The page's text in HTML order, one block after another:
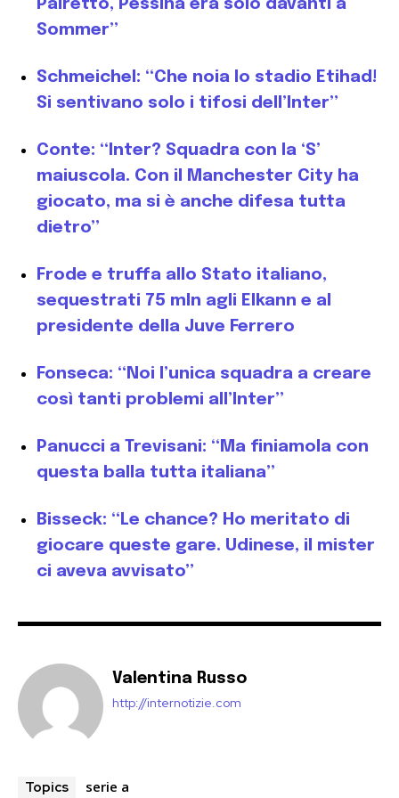
Pairetto, Pessina era solo davanti a
Sommer”
Schmeichel: “Che noia lo stadio Etihad!
Si sentivano solo i tifosi dell’Inter”
Conte: “Inter? Squadra con la ‘S’
maiuscola. Con il Manchester City ha
giocato, ma si è anche difesa tutta
dietro”
Frode e truffa allo Stato italiano,
sequestrati 75 mln agli Elkann e al
presidente della Juve Ferrero
Fonseca: “Noi l’unica squadra a creare
così tanti problemi all’Inter”
Panucci a Trevisani: “Ma finiamola con
questa balla tutta italiana”
Bisseck: “Le chance? Ho meritato di
giocare queste gare. Udinese, il mister
ci aveva avvisato”
Valentina Russo
http://internotizie.com
Topics serie a